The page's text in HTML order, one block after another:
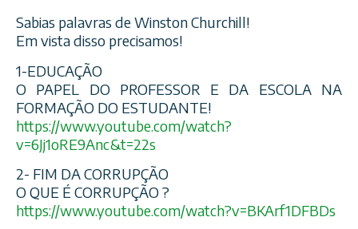
Sabias palavras de Winston Churchill!
Em vista disso precisamos!
1-EDUCAÇÃO
O PAPEL DO PROFESSOR E DA ESCOLA NA
FORMAÇÃO DO ESTUDANTE!
https://www.youtube.com/watch?
v=6Jj1oRE9Anc&t=22s
2- FIM DA CORRUPÇÃO
O QUE É CORRUPÇÃO ?
https://www.youtube.com/watch?v=BKArf1DFBDs